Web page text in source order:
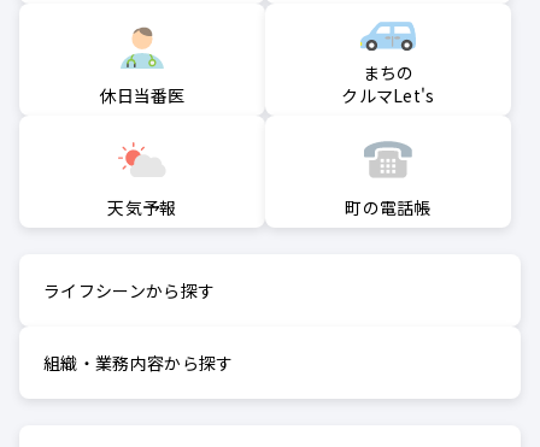
休日当番医
まちの
クルマLet's
天気予報 町の電話帳
ライフシーンから探す
組織・業務内容から探す